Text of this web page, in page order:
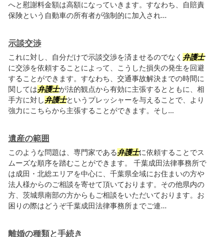
へと慰謝料金額は高額になっていきます。すなわち、自賠責
保険という自動車の所有者が強制的に加入され...
示談交渉
これに対し、自分だけで示談交渉を済ませるのでなく 弁護士
に交渉を依頼することによって、こうした損失の発生を回避
することができます。すなわち、交通事故解決までの時間に
関しては弁護士が法的観点から有効に主張するとともに、相
手方に対し弁護士というプレッシャーを与えることで、より
強力にこちらから主張することができます。そし...
遺産の範囲
このような問題は、専門家である弁護士に依頼することでス
ムーズな順序を踏むことができます。 千葉成田法律事務所で
は成田・北総エリアを中心に、千葉県全域にお住まいの方や
法人様からのご相談を寄せて頂いております。その他県内の
方、茨城県南部の方からもご相談をいただいております。お
困りの際はどうぞ千葉成田法律事務所までご連...
離婚の種類と手続き